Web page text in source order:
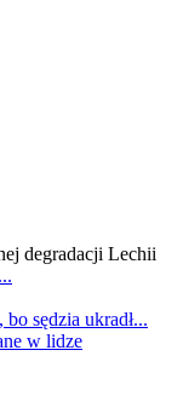
degradacji Lechii
sędzia ukradł...
w lidze